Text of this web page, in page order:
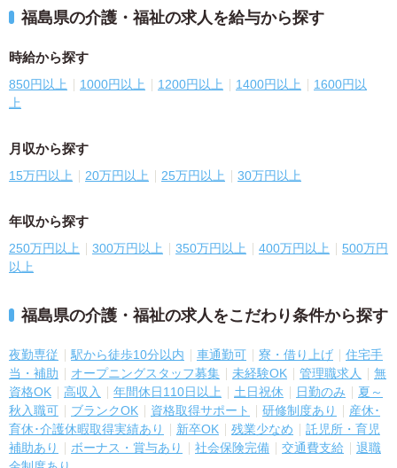
福島県の介護・福祉の求人を給与から探す
時給から探す
850円以上 1000円以上 1200円以上 1400円以上
1600円以
上
月収から探す
15万円以上 20万円以上 25万円以上 30万円以上
年収から探す
250万円以上 300万円以上 350万円以上 400万円以上
500万円
以上
福島県の介護・福祉の求人をこだわり条件から探す
夜勤専従 駅から徒歩10分以内 車通勤可 寮・借り上げ
住宅手
当・補助
オープニングスタッフ募集 未経験OK 管理職求人
無
資格OK
高収入 年間休日110日以上 土日祝休 日勤のみ
夏～
秋入職可
ブランクOK 資格取得サポート 研修制度あり
産休･
育休･介護休暇取得実績あり
新卒OK 残業少なめ
託児所・育児
補助あり
ボーナス・賞与あり 社会保険完備 交通費支給
退職